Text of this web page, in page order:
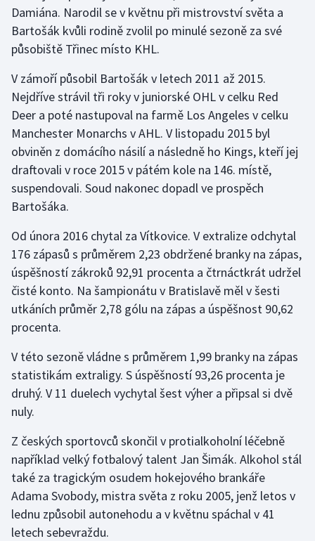
Damiána. Narodil se v květnu při mistrovství světa a
Bartošák kvůli rodině zvolil po minulé sezoně za své
působiště Třinec místo KHL.
V zámoří působil Bartošák v letech 2011 až 2015.
Nejdříve strávil tři roky v juniorské OHL v celku Red
Deer a poté nastupoval na farmě Los Angeles v celku
Manchester Monarchs v AHL. V listopadu 2015 byl
obviněn z domácího násilí a následně ho Kings, kteří jej
draftovali v roce 2015 v pátém kole na 146. místě,
suspendovali. Soud nakonec dopadl ve prospěch
Bartošáka.
Od února 2016 chytal za Vítkovice. V extralize odchytal
176 zápasů s průměrem 2,23 obdržené branky na zápas,
úspěšností zákroků 92,91 procenta a čtrnáctkrát udržel
čisté konto. Na šampionátu v Bratislavě měl v šesti
utkáních průměr 2,78 gólu na zápas a úspěšnost 90,62
procenta.
V této sezoně vládne s průměrem 1,99 branky na zápas
statistikám extraligy. S úspěšností 93,26 procenta je
druhý. V 11 duelech vychytal šest výher a připsal si dvě
nuly.
Z českých sportovců skončil v protialkoholní léčebně
například velký fotbalový talent Jan Šimák. Alkohol stál
také za tragickým osudem hokejového brankáře
Adama Svobody, mistra světa z roku 2005, jenž letos v
lednu způsobil autonehodu a v květnu spáchal v 41
letech sebevraždu.